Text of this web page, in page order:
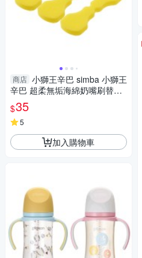
商店 小獅王辛巴 simba 小獅王
辛巴 超柔無垢海綿奶嘴刷替換
包(3入)
$35
5
加入購物車